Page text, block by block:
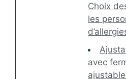
Choix
les
avec